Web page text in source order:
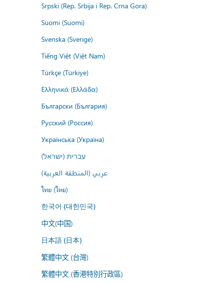
Srpski (Rep. Srbija i Rep. Crna Gora)
Suomi (Suomi)
Svenska (Sverige)
Tiếng Việt (Việt Nam)
Türkçe (Türkiye)
Ελληνικά (Ελλάδα)
Български (България)
Русский (Россия)
Українська (Україна)
עברית (ישראל)
عربي (المنطقة العربية)
ไทย (ไทย)
한국어 (대한민국)
中文(中国)
日本語 (日本)
繁體中文 (台灣)
繁體中文 (香港特別行政區)